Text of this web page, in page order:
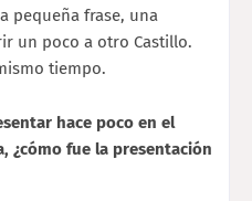
pequeña frase, una
un poco a otro Castillo.
tiempo.
hace poco en el
¿cómo fue la presentación